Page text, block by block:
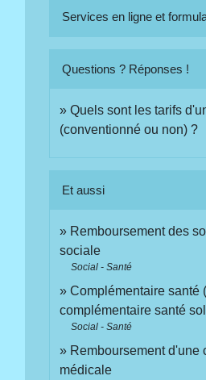
Services en ligne et
Questions ? Réponses !
Quels sont les tarifs
(conventionné ou non) ?
Et aussi
Remboursement des
sociale
Social - Santé
Complémentaire santé
complémentaire santé
Social - Santé
Remboursement d'une
médicale